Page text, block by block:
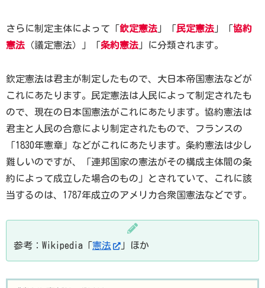
さらに制定主体によって「欽定憲法 」「 民定憲法 」「協約
憲法 （議定憲法）」「条約憲法 」に分類されます。
欽定憲法は君主が制定したもので、大日本帝国憲法などが
これにあたります。民定憲法は人民によって制定されたも
ので、現在の日本国憲法がこれにあたります。協約憲法は
君主と人民の合意により制定されたもので、フランスの
「1830年憲章」などがこれにあたります。条約憲法は少し
難しいのですが、「連邦国家の憲法がその構成主体間の条
約によって成立した場合のもの」とされていて、これに該
当するのは、1787年成立のアメリカ合衆国憲法などです。
参考：Wikipedia「憲法 」ほか